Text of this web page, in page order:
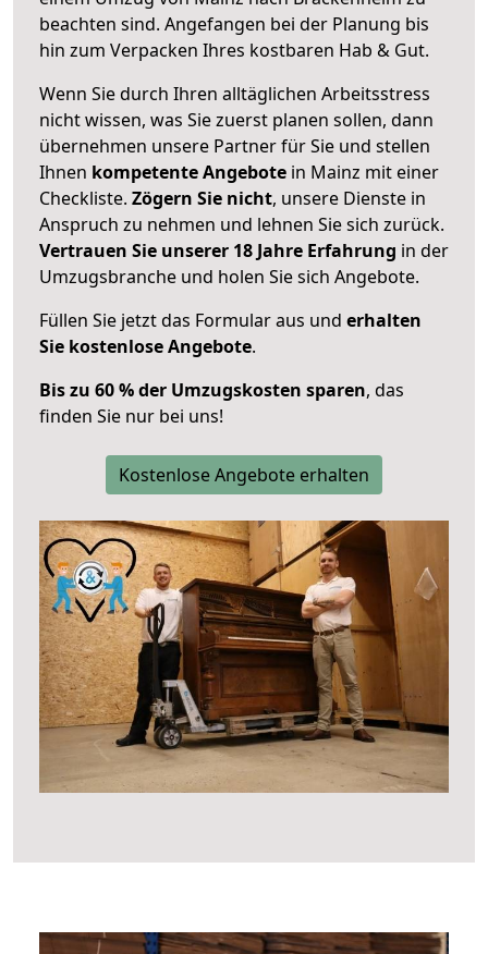
beachten sind. Angefangen bei der Planung bis
hin zum Verpacken Ihres kostbaren Hab & Gut.
Wenn Sie durch Ihren alltäglichen Arbeitsstress
nicht wissen, was Sie zuerst planen sollen, dann
übernehmen unsere Partner für Sie und stellen
Ihnen kompetente Angebote in Mainz mit einer
Checkliste. Zögern Sie nicht, unsere Dienste in
Anspruch zu nehmen und lehnen Sie sich zurück.
Vertrauen Sie unserer 18 Jahre Erfahrung in der
Umzugsbranche und holen Sie sich Angebote.
Füllen Sie jetzt das Formular aus und erhalten
Sie kostenlose Angebote.
Bis zu 60 % der Umzugskosten sparen, das
finden Sie nur bei uns!
Kostenlose Angebote erhalten